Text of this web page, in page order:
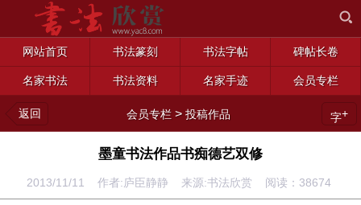
网站首页 书法篆刻 书法字帖 碑帖长卷
名家书法 书法资料 名家手迹 会员专栏
返回 会员专栏 >投稿作品 字+
墨童书法作品书痴德艺双修
2013/11/11 作者:庐臣静静 来源:书法欣赏 阅读： 38674